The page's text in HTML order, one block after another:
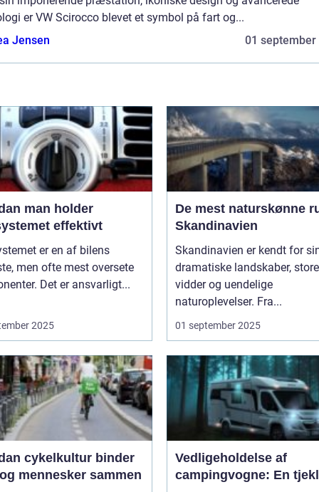
er VW Scirocco blevet et symbol på fart og...
Jensen
01 september
man holder
effektivt
er en af bilens
men ofte mest oversete
Det er ansvarligt...
2025
De mest naturskønne
Skandinavien
Skandinavien er kendt for
dramatiske landskaber, store
vidder og uendelige
naturoplevelser. Fra...
01 september 2025
cykelkultur binder
mennesker sammen
Vedligeholdelse af
campingvogne: En